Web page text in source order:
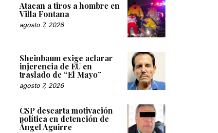
Atacan a tiros a hombre en
Villa Fontana
agosto 7, 2026
Sheinbaum exige aclarar
injerencia de EU en
traslado de “El Mayo”
agosto 7, 2026
CSP descarta motivación
política en detención de
Ángel Aguirre